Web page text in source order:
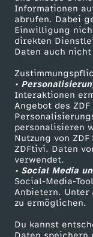
Informationen
abrufen. Dabei
Einwilligung
direkten
Daten auch
•
Interaktionen
Angebot des
personalisieren
Nutzung von
ZDFtivi. Daten
verwendet.
• Social Media
Social-Media-
Anbietern. Unter
zu ermöglichen.
Du kannst
t
z
u
n
g
e
n
z
ZDF-Apps
Smart TV
ZDFtext
Livestreams
Sendungen A-Z
TV-Programm
ZDF Unternehmen
Karriere
ZDF goes Schule